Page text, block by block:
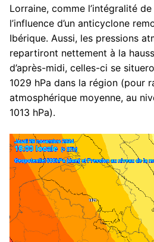
Lorraine, comme l’intégralité
l’influence d’un anticyclone
Ibérique. Aussi, les pressions
repartiront nettement à la
d’après-midi, celles-ci se
1029 hPa dans la région (pour
atmosphérique moyenne, au
1013 hPa).